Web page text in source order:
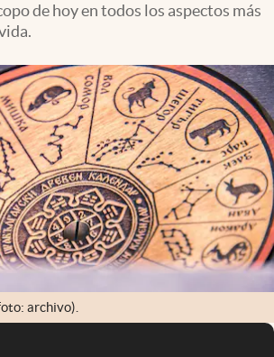
de hoy en todos los aspectos más
archivo).